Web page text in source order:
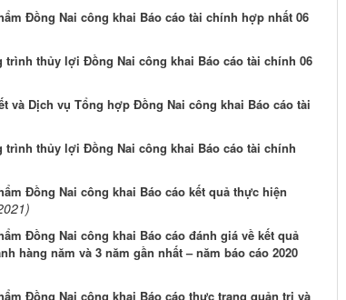
Đồng Nai công khai Báo cáo tài chính hợp nhất 06
trình thủy lợi Đồng Nai công khai Báo cáo tài chính 06
và Dịch vụ Tổng hợp Đồng Nai công khai Báo cáo tài
trình thủy lợi Đồng Nai công khai Báo cáo tài chính
Đồng Nai công khai Báo cáo kết quả thực hiện
Đồng Nai công khai Báo cáo đánh giá về kết quả
hàng năm và 3 năm gần nhất – năm báo cáo 2020
Đồng Nai công khai Báo cáo thực trạng quản trị và